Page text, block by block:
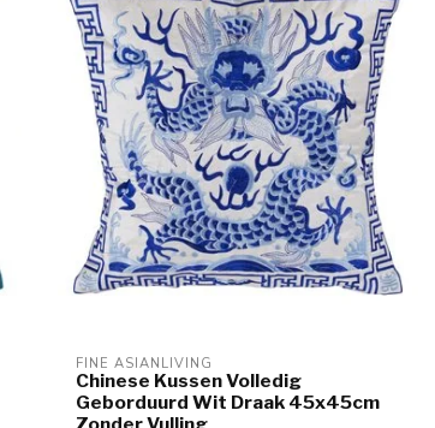
FINE ASIANLIVING
Chinese Kussen Volledig
Geborduurd Wit Draak 45x45cm